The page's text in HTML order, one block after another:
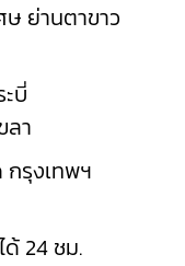
ษ ย่านตาขาว
บี่
ลา
กรุงเทพฯ
24 ชม.